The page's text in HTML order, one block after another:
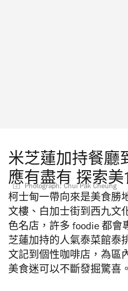
米芝蓮加持餐廳
應有盡有 探索美
Photograph: Chui Pak Cheung
柯士甸一帶向來是美食勝
文樓、白加士街到西九文
色名店，許多 foodie 都會
芝蓮加持的人氣泰菜館泰
文記到個性咖啡店，為區
美食迷可以不斷發掘驚喜。